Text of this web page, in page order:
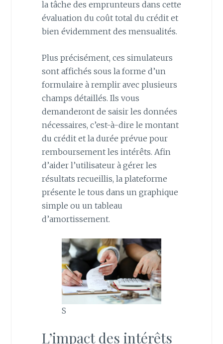
la tâche des emprunteurs dans cette
évaluation du coût total du crédit et
bien évidemment des mensualités.
Plus précisément, ces simulateurs
sont affichés sous la forme d’un
formulaire à remplir avec plusieurs
champs détaillés. Ils vous
demanderont de saisir les données
nécessaires, c’est-à-dire le montant
du crédit et la durée prévue pour
remboursement les intérêts. Afin
d’aider l’utilisateur à gérer les
résultats recueillis, la plateforme
présente le tous dans un graphique
simple ou un tableau
d’amortissement.
S
L’impact des intérêts